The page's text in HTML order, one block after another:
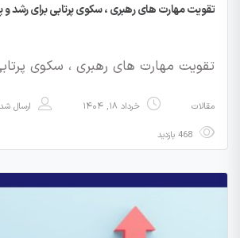
تقویت مهارت های رهبری ، سکوی پرتابی برای رشد
تقویت مهارت های رهبری ، سکوی
مقالات خرداد ۱۸, ۱۴۰۴ ارسال